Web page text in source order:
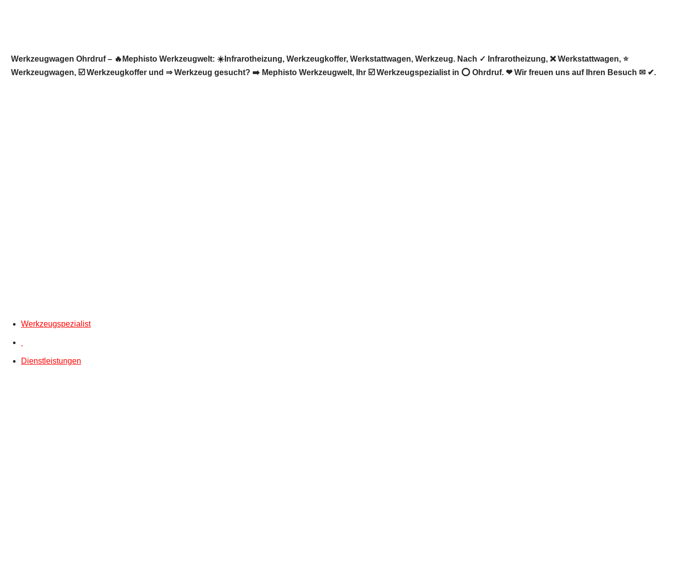
Werkzeugwagen Ohrdruf – 🔥Mephisto Werkzeugwelt: ☀️Infrarotheizung, Werkzeugkoffer, Werkstattwagen, Werkzeug. Nach ✓ Infrarotheizung, ❌ Werkstattwagen, ⭐
Werkzeugwagen, ☑️ Werkzeugkoffer und ⇒ Werkzeug gesucht? ➡️ Mephisto Werkzeugwelt, Ihr ☑️ Werkzeugspezialist in ⭕ Ohrdruf. ❤ Wir freuen uns auf Ihren Besuch ✉ ✔.
Werkzeugspezialist
Dienstleistungen